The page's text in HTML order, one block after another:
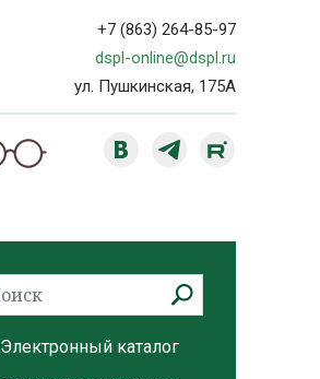
+7 (863) 264-85-97
dspl-online@dspl.ru
ул. Пушкинская, 175А
Электронный каталог